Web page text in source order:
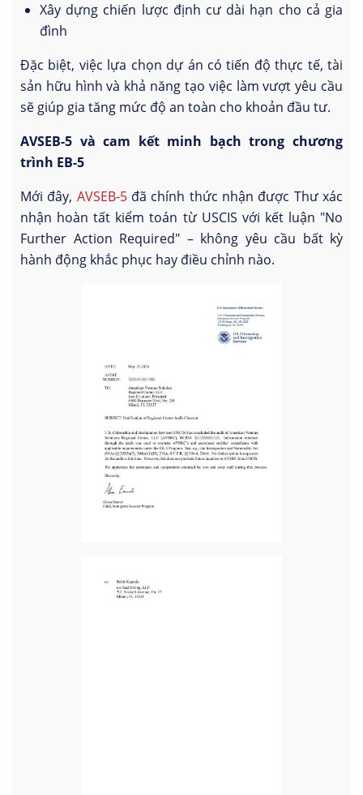
Xây dựng chiến lược định cư dài hạn cho cả gia
đình
Đặc biệt, việc lựa chọn dự án có tiến độ thực tế, tài
sản hữu hình và khả năng tạo việc làm vượt yêu cầu
sẽ giúp gia tăng mức độ an toàn cho khoản đầu tư.
AVSEB-5 và cam kết minh bạch trong chương
trình EB-5
Mới đây, AVSEB-5đã chính thức nhận được Thư xác
nhận hoàn tất kiểm toán từ USCIS với kết luận "No
Further Action Required" – không yêu cầu bất kỳ
hành động khắc phục hay điều chỉnh nào.